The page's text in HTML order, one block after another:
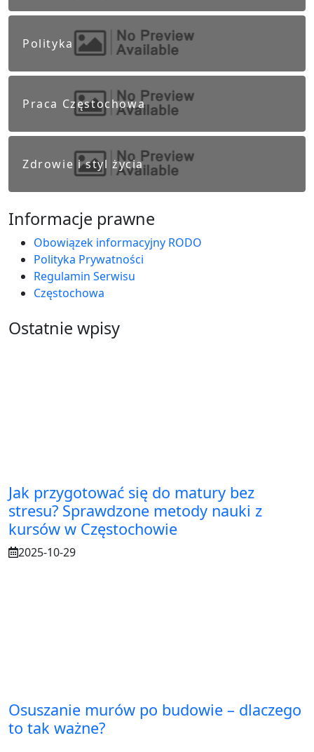
Polityka
Praca Częstochowa
Zdrowie i styl życia
Informacje prawne
Obowiązek informacyjny RODO
Polityka Prywatności
Regulamin Serwisu
Częstochowa
Ostatnie wpisy
Jak przygotować się do matury bez
stresu? Sprawdzone metody nauki z
kursów w Częstochowie
2025-10-29
Osuszanie murów po budowie – dlaczego
to tak ważne?